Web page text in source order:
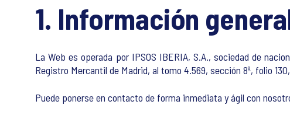
1. Información
La Web es operada por IPSOS IBERIA, S.A., sociedad de
Registro Mercantil de Madrid, al tomo 4.569, sección 8ª, folio
Puede ponerse en contacto de forma inmediata y ágil con